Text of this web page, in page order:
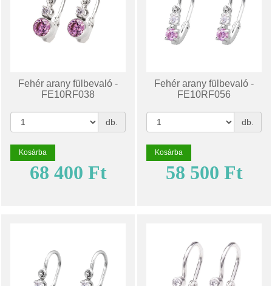
Fehér arany fülbevaló -
FE10RF038
db.
Kosárba
68 400 Ft
Fehér arany fülbevaló -
FE10RF056
db.
Kosárba
58 500 Ft